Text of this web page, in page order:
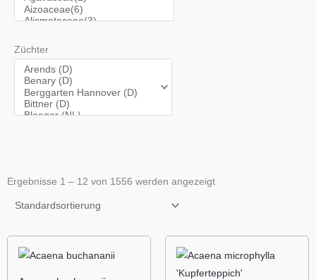
Züchter
Ergebnisse 1 – 12 von 1556 werden angezeigt